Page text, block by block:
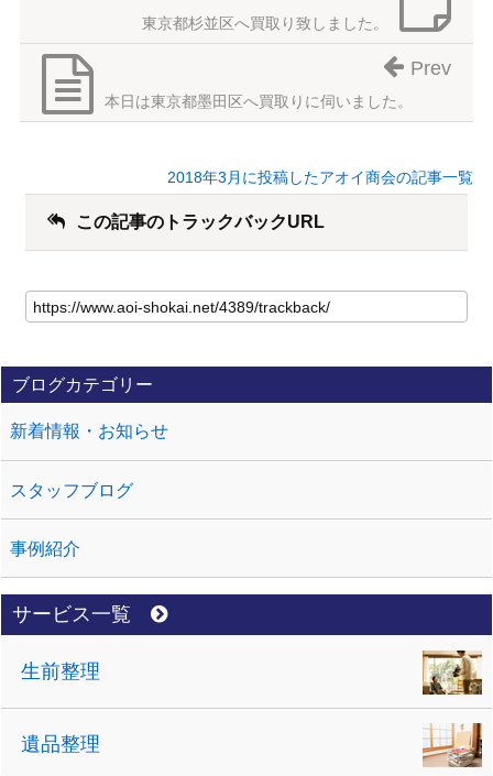
東京都杉並区へ買取り致しました。
本日は東京都墨田区へ買取りに伺いました。
Prev
2018年3月に投稿したアオイ商会の記事一覧
この記事のトラックバックURL
ブログカテゴリー
新着情報・お知らせ
スタッフブログ
事例紹介
サービス一覧
生前整理
遺品整理